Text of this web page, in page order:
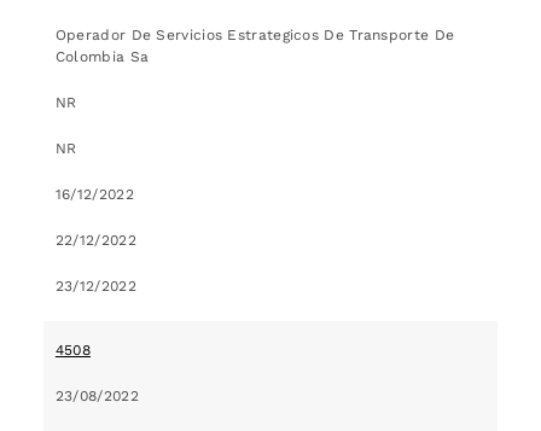
Operador De Servicios Estrategicos De Transporte De
Colombia Sa
NR
NR
16/12/2022
22/12/2022
23/12/2022
4508
23/08/2022